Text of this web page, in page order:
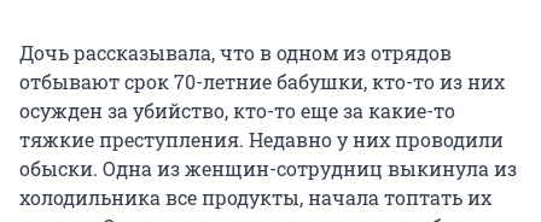
Дочь рассказывала, что в одном из отрядов
отбывают срок 70-летние бабушки, кто-то из них
осужден за убийство, кто-то еще за какие-то
тяжкие преступления. Недавно у них проводили
обыски. Одна из женщин-сотрудниц выкинула из
холодильника все продукты, начала топтать их